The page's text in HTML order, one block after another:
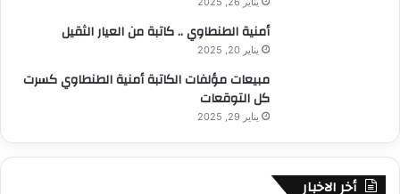
أمنية الطنطاوي .. كاتبة من العيار الثقيل
يناير 20, 2025
مبيعات مؤلفات الكاتبة أمنية الطنطاوي كسرت
كل التوقعات
يناير 29, 2025
أخر الاخبار